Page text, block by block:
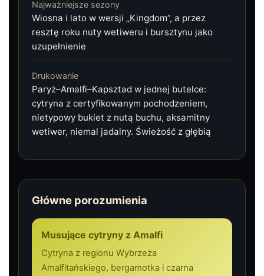
Najważniejsze sezony
Wiosna i lato w wersji „Kingdom”, a przez
resztę roku nuty wetiweru i bursztynu jako
uzupełnienie
Drukowanie
Paryż–Amalfi–Kapsztad w jednej butelce:
cytryna z certyfikowanym pochodzeniem,
nietypowy bukiet z nutą buchu, aksamitny
wetiwer, niemal jadalny. Świeżość z głębią
Główne porozumienia
Musujące cytryny z Amalfi
Cytryna z regionu Wybrzeża
Amalfitańskiego, bergamotka i czarna